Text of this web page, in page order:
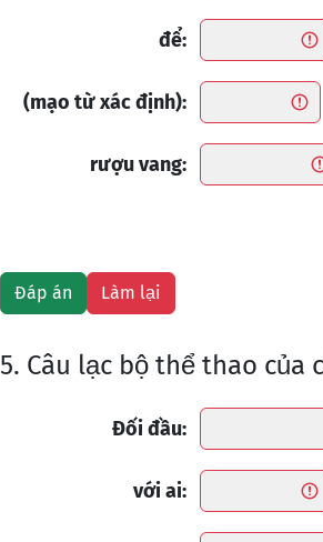
để:
(mạo từ xác định):
rượu vang:
5. Câu lạc bộ thể thao
Đối đầu:
với ai: